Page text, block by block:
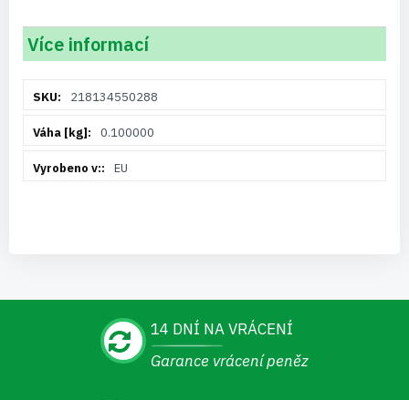
Více informací
informací218134550288
0.100000
EU
14 DNÍ NA VRÁCENÍ
Garance vrácení peněz